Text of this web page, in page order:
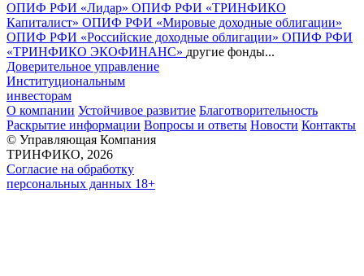
ОПИФ РФИ «Лидар» ОПИФ РФИ «ТРИНФИКО
Капиталист» ОПИФ РФИ «Мировые доходные облигации»
ОПИФ РФИ «Российские доходные облигации» ОПИФ РФИ
«ТРИНФИКО ЭКОФИНАНС» другие фонды...
Доверительное управление
Институциональным
инвесторам
О компании Устойчивое развитие Благотворительность
Раскрытие информации Вопросы и ответы Новости Контакты
© Управляющая Компания
ТРИНФИКО, 2026
Согласие на обработку
персональных данных 18+